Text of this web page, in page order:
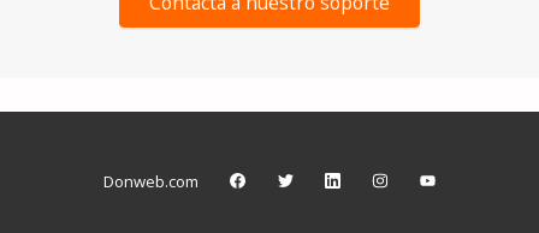
Donweb.com